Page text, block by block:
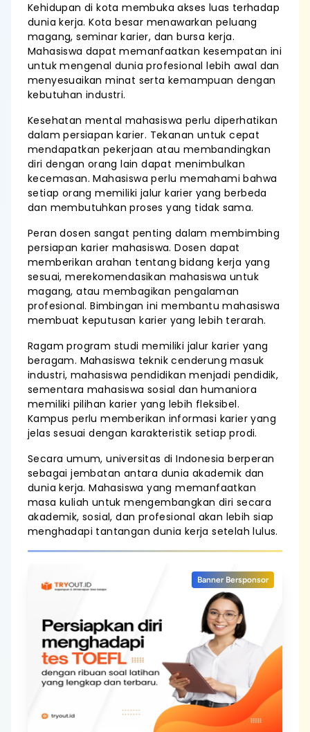
Kehidupan di kota membuka akses luas terhadap
dunia kerja. Kota besar menawarkan peluang
magang, seminar karier, dan bursa kerja.
Mahasiswa dapat memanfaatkan kesempatan ini
untuk mengenal dunia profesional lebih awal dan
menyesuaikan minat serta kemampuan dengan
kebutuhan industri.
Kesehatan mental mahasiswa perlu diperhatikan
dalam persiapan karier. Tekanan untuk cepat
mendapatkan pekerjaan atau membandingkan
diri dengan orang lain dapat menimbulkan
kecemasan. Mahasiswa perlu memahami bahwa
setiap orang memiliki jalur karier yang berbeda
dan membutuhkan proses yang tidak sama.
Peran dosen sangat penting dalam membimbing
persiapan karier mahasiswa. Dosen dapat
memberikan arahan tentang bidang kerja yang
sesuai, merekomendasikan mahasiswa untuk
magang, atau membagikan pengalaman
profesional. Bimbingan ini membantu mahasiswa
membuat keputusan karier yang lebih terarah.
Ragam program studi memiliki jalur karier yang
beragam. Mahasiswa teknik cenderung masuk
industri, mahasiswa pendidikan menjadi pendidik,
sementara mahasiswa sosial dan humaniora
memiliki pilihan karier yang lebih fleksibel.
Kampus perlu memberikan informasi karier yang
jelas sesuai dengan karakteristik setiap prodi.
Secara umum, universitas di Indonesia berperan
sebagai jembatan antara dunia akademik dan
dunia kerja. Mahasiswa yang memanfaatkan
masa kuliah untuk mengembangkan diri secara
akademik, sosial, dan profesional akan lebih siap
menghadapi tantangan dunia kerja setelah lulus.
Banner Bersponsor